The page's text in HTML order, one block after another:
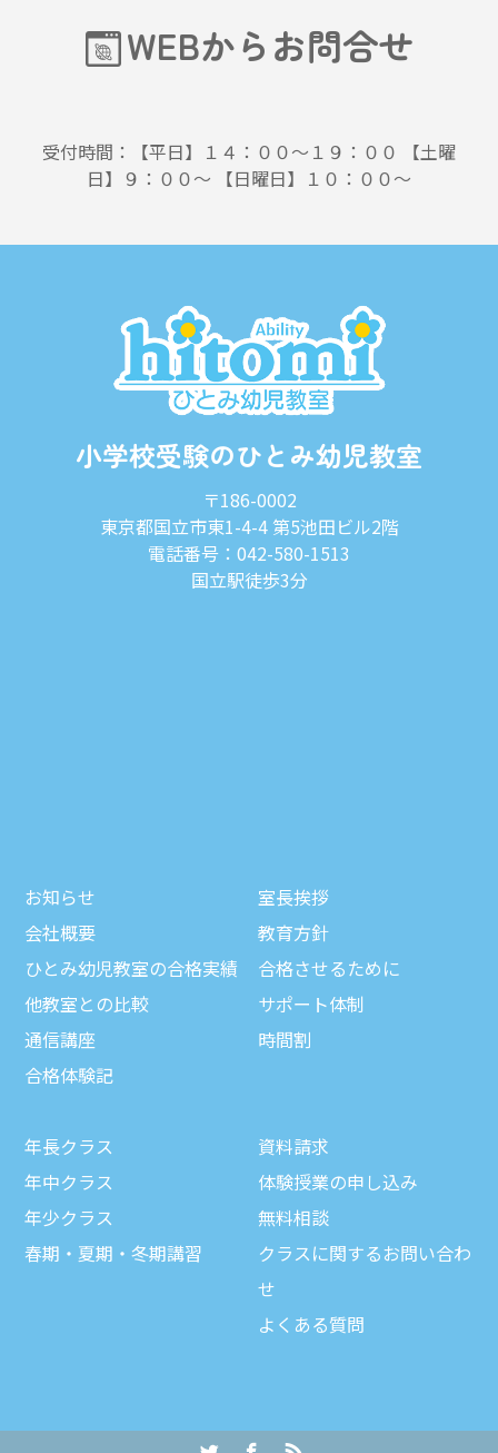
WEBからお問合せ
受付時間：【平日】１４：００～１９：００ 【土曜
日】９：００～ 【日曜日】１０：００～
小学校受験のひとみ幼児教室
〒186-0002
東京都国立市東1-4-4 第5池田ビル2階
電話番号：042-580-1513
国立駅徒歩3分
お知らせ
会社概要
ひとみ幼児教室の合格実績
他教室との比較
通信講座
合格体験記
室長挨拶
教育方針
合格させるために
サポート体制
時間割
年長クラス
年中クラス
年少クラス
春期・夏期・冬期講習
資料請求
体験授業の申し込み
無料相談
クラスに関するお問い合わ
せ
よくある質問